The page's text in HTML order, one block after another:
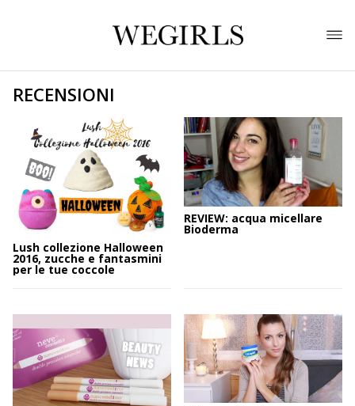
RECENSIONI
Lush collezione Halloween
2016, zucche e fantasmini
per le tue coccole
REVIEW: acqua micellare
Bioderma